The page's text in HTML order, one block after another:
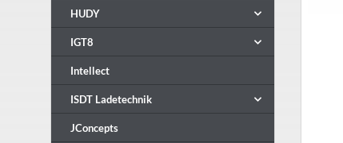
HUDY
IGT8
Intellect
ISDT Ladetechnik
JConcepts